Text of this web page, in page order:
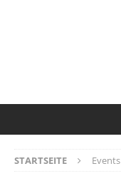
STARTSEITE Events